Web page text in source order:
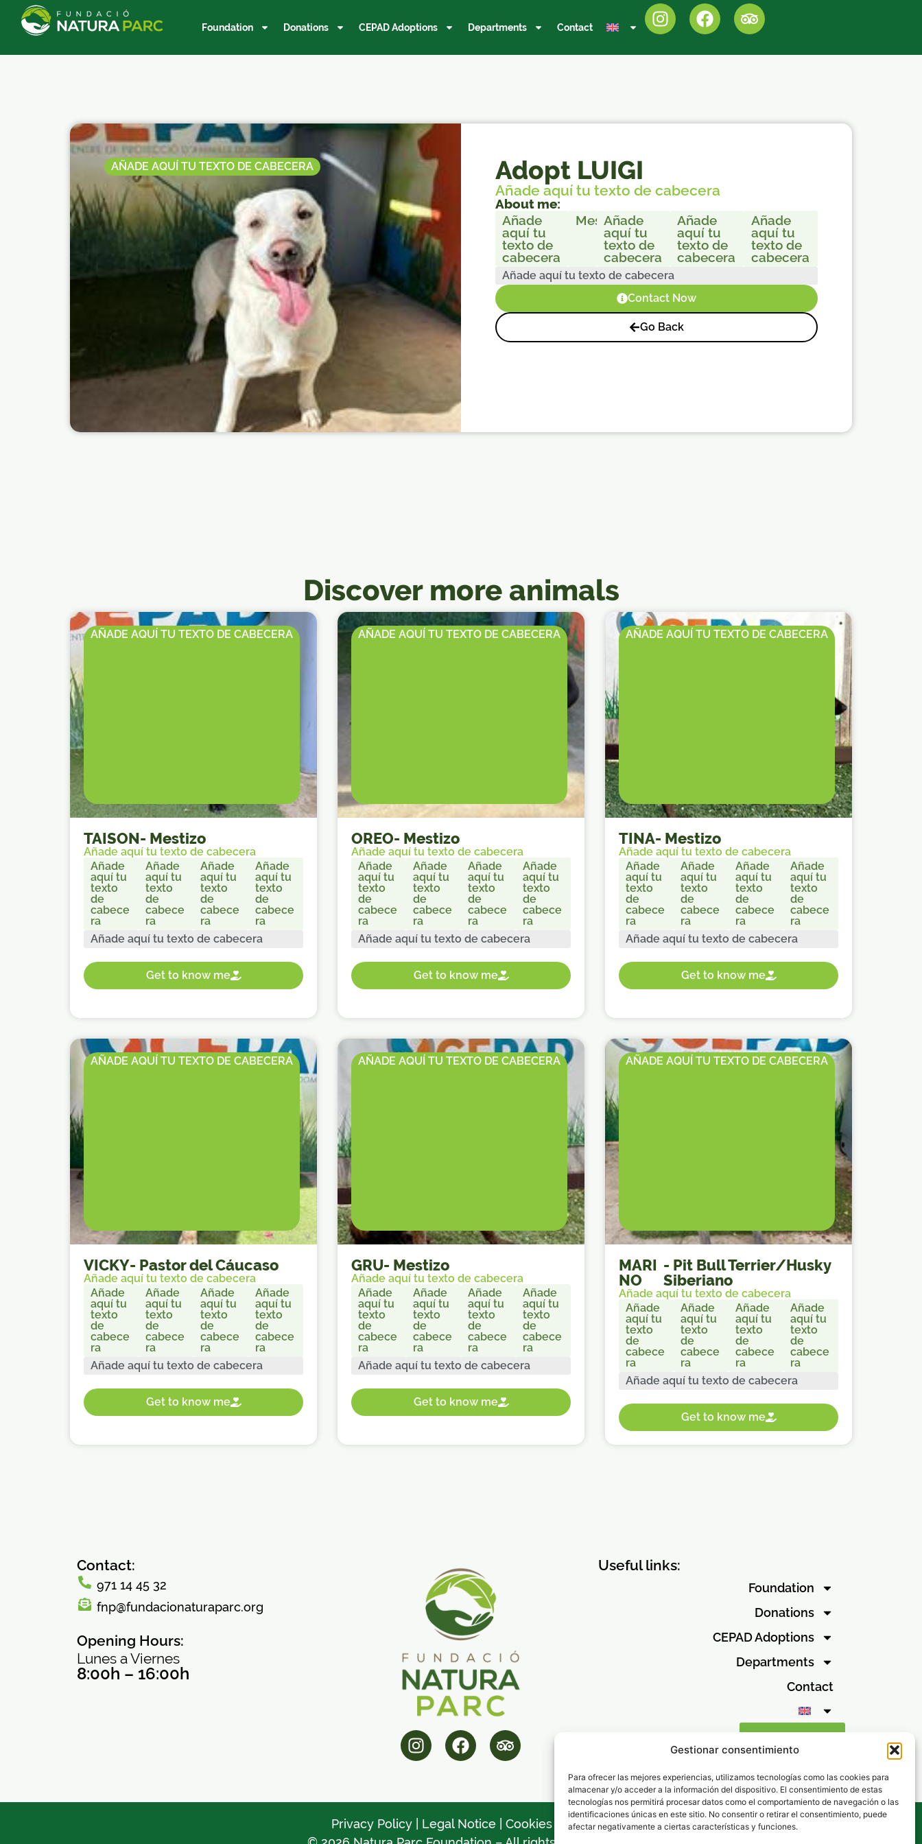
Gestionar consentimiento
Para ofrecer las mejores experiencias, utilizamos tecnologías como las cookies para
almacenar y/o acceder a la información del dispositivo. El consentimiento de estas
tecnologías nos permitirá procesar datos como el comportamiento de navegación o las
identificaciones únicas en este sitio. No consentir o retirar el consentimiento, puede
afectar negativamente a ciertas características y funciones.
Foundation Donations CEPAD Adoptions Departments Contact
AÑADE AQUÍ TU TEXTO DE CABECERA Adopt LUIGI
Añade aquí tu texto de cabecera
About me:
Añade
aquí tu
texto de
cabecera
MestizoAñade
aquí tu
texto de
cabecera
Añade
aquí tu
texto de
cabecera
Añade
aquí tu
texto de
cabecera
Añade aquí tu texto de cabecera
Contact Now
Go Back
Discover more animals
AÑADE AQUÍ TU TEXTO DE CABECERA
TAISON- Mestizo
Añade aquí tu texto de cabecera
Añade
aquí tu
texto
de
cabece
ra
Añade
aquí tu
texto
de
cabece
ra
Añade
aquí tu
texto
de
cabece
ra
Añade
aquí tu
texto
de
cabece
ra
Añade aquí tu texto de cabecera
Get to know me
AÑADE AQUÍ TU TEXTO DE CABECERA
OREO- Mestizo
Añade aquí tu texto de cabecera
Añade
aquí tu
texto
de
cabece
ra
Añade
aquí tu
texto
de
cabece
ra
Añade
aquí tu
texto
de
cabece
ra
Añade
aquí tu
texto
de
cabece
ra
Añade aquí tu texto de cabecera
Get to know me
AÑADE AQUÍ TU TEXTO DE CABECERA
TINA- Mestizo
Añade aquí tu texto de cabecera
Añade
aquí tu
texto
de
cabece
ra
Añade
aquí tu
texto
de
cabece
ra
Añade
aquí tu
texto
de
cabece
ra
Añade
aquí tu
texto
de
cabece
ra
Añade aquí tu texto de cabecera
Get to know me
AÑADE AQUÍ TU TEXTO DE CABECERA
VICKY- Pastor del Cáucaso
Añade aquí tu texto de cabecera
Añade
aquí tu
texto
de
cabece
ra
Añade
aquí tu
texto
de
cabece
ra
Añade
aquí tu
texto
de
cabece
ra
Añade
aquí tu
texto
de
cabece
ra
Añade aquí tu texto de cabecera
Get to know me
AÑADE AQUÍ TU TEXTO DE CABECERA
GRU- Mestizo
Añade aquí tu texto de cabecera
Añade
aquí tu
texto
de
cabece
ra
Añade
aquí tu
texto
de
cabece
ra
Añade
aquí tu
texto
de
cabece
ra
Añade
aquí tu
texto
de
cabece
ra
Añade aquí tu texto de cabecera
Get to know me
AÑADE AQUÍ TU TEXTO DE CABECERA
MARI
NO
- Pit Bull Terrier/Husky
Siberiano
Añade aquí tu texto de cabecera
Añade
aquí tu
texto
de
cabece
ra
Añade
aquí tu
texto
de
cabece
ra
Añade
aquí tu
texto
de
cabece
ra
Añade
aquí tu
texto
de
cabece
ra
Añade aquí tu texto de cabecera
Get to know me
Contact:
971 14 45 32
fnp@fundacionaturaparc.org
Opening Hours:
Lunes a Viernes
8:00h – 16:00h
Useful links:
Foundation
Donations
CEPAD Adoptions
Departments
Contact
Ethical channel
Privacy Policy Legal Notice
Cookies Policy